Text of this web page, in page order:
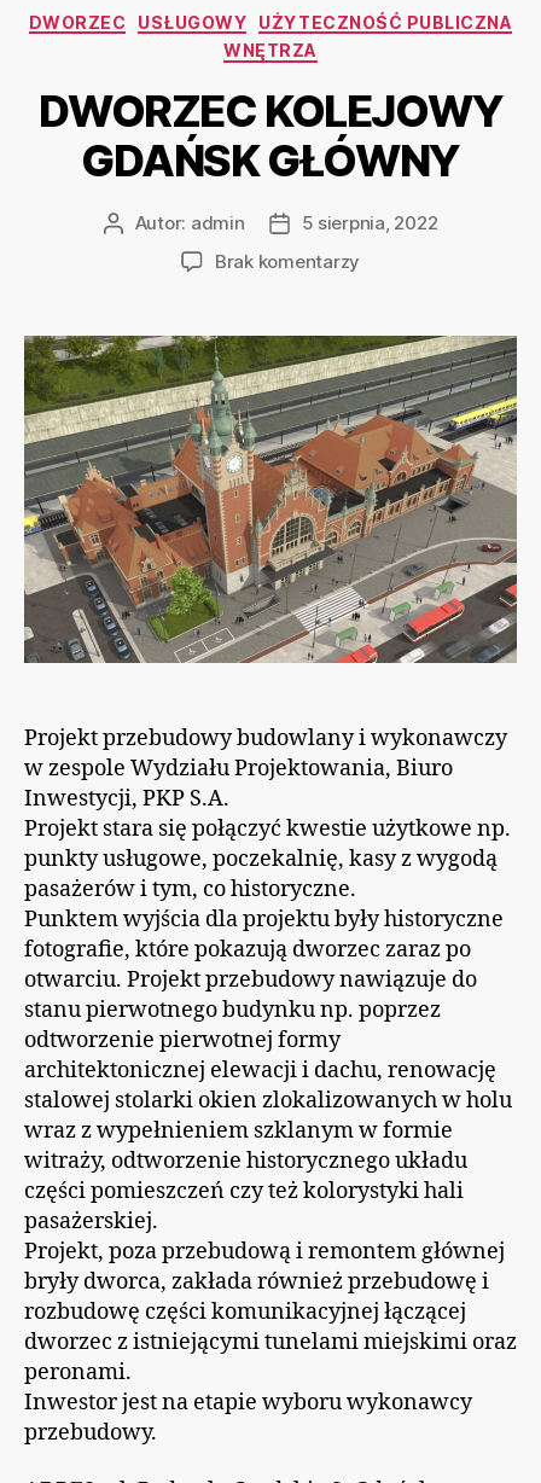
DWORZEC USŁUGOWY
UŻYTECZNOŚĆ PUBLICZNA
WNĘTRZA
DWORZEC KOLEJOWY
GDAŃSK GŁÓWNY
Autor: admin
5 sierpnia, 2022
Brak komentarzy
Projekt przebudowy budowlany i wykonawczy
w zespole Wydziału Projektowania, Biuro
Inwestycji, PKP S.A.
Projekt stara się połączyć kwestie użytkowe np.
punkty usługowe, poczekalnię, kasy z wygodą
pasażerów i tym, co historyczne.
Punktem wyjścia dla projektu były historyczne
fotografie, które pokazują dworzec zaraz po
otwarciu. Projekt przebudowy nawiązuje do
stanu pierwotnego budynku np. poprzez
odtworzenie pierwotnej formy
architektonicznej elewacji i dachu, renowację
stalowej stolarki okien zlokalizowanych w holu
wraz z wypełnieniem szklanym w formie
witraży, odtworzenie historycznego układu
części pomieszczeń czy też kolorystyki hali
pasażerskiej.
Projekt, poza przebudową i remontem głównej
bryły dworca, zakłada również przebudowę i
rozbudowę części komunikacyjnej łączącej
dworzec z istniejącymi tunelami miejskimi oraz
peronami.
Inwestor jest na etapie wyboru wykonawcy
przebudowy.